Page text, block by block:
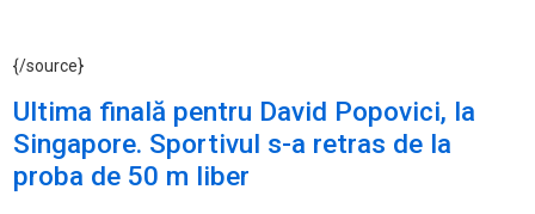
{/source}
Ultima finală pentru David Popovici, la
Singapore. Sportivul s-a retras de la
proba de 50 m liber